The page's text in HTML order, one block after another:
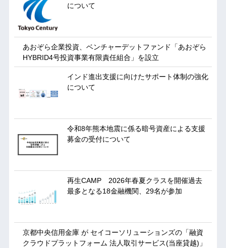
について
あおぞら企業投資、ベンチャーデットファンド「あおぞら
HYBRID4号投資事業有限責任組合」を設立
インド進出支援に向けたサポート体制の強化
について
令和8年熊本地震に係る暗号資産による支援
募金の受付について
再生CAMP 2026年春夏クラスを開催過去
最多となる18金融機関、29名が参加
京都中央信用金庫 が セイコーソリューションズの「融資
クラウドプラットフォーム 法人取引サービス(当座貸越)」